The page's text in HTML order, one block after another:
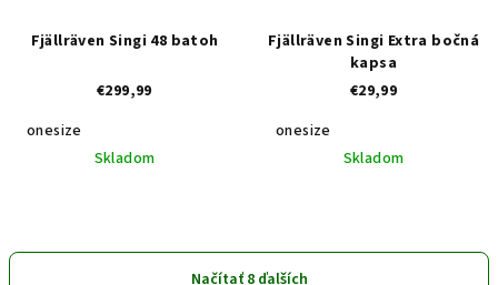
Fjällräven Singi 48 batoh
€299,99
onesize
Skladom
Fjällräven Singi Extra bočná
kapsa
€29,99
onesize
Skladom
Načítať 8 ďalších